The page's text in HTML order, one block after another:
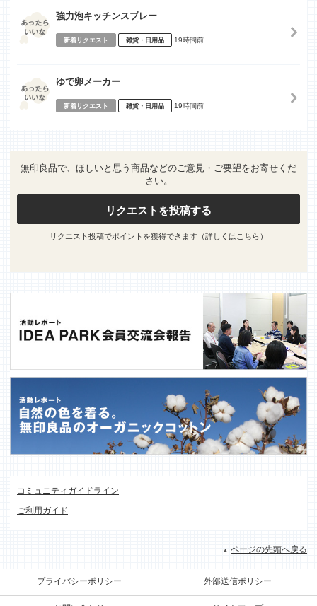
強力泡キッチンスプレー
新着リクエスト 雑貨・日用品 19時間前
ゆで卵メーカー
新着リクエスト 雑貨・日用品 19時間前
無印良品で、ほしいと思う商品などのご意見・ご要望をお寄せくだ
さい。
リクエストを投稿する
リクエスト投稿でポイントを獲得できます（詳しくはこちら ）
コミュニティガイドライン
ご利用ガイド
ページの先頭へ戻る
プライバシーポリシー 外部送信ポリシー